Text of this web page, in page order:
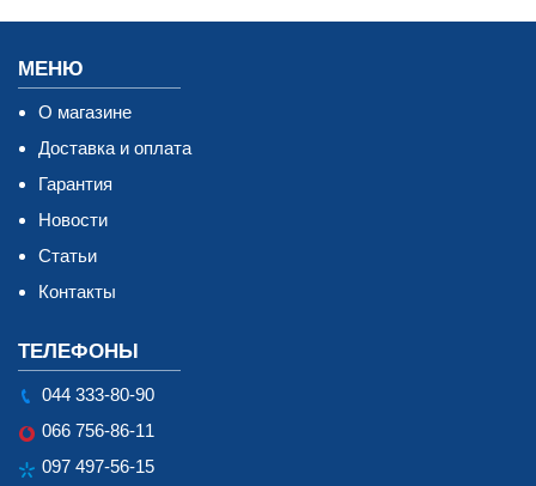
МЕНЮ
О магазине
Доставка и оплата
Гарантия
Новости
Статьи
Контакты
ТЕЛЕФОНЫ
044 333-80-90
066 756-86-11
097 497-56-15